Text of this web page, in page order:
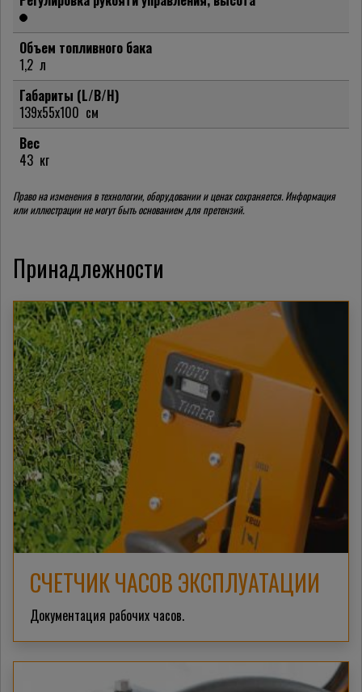
Объем топливного бака
1,2 л
Габариты (L/B/H)
139x55x100 см
Вес
43 кг
Право на изменения в технологии, оборудовании и ценах сохраняется. Информация
или иллюстрации не могут быть основанием для претензий.
Принадлежности
СЧЕТЧИК ЧАСОВ ЭКСПЛУАТАЦИИ
Документация рабочих часов.